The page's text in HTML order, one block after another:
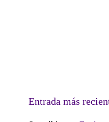
Entrada más